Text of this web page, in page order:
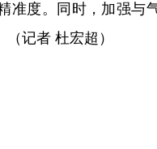
准度。同时，加强与
记者 杜宏超）